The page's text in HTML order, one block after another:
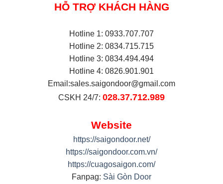
HỖ TRỢ KHÁCH HÀNG
Hotline 1: 0933.707.707
Hotline 2: 0834.715.715
Hotline 3: 0834.494.494
Hotline 4: 0826.901.901
Email:sales.saigondoor@gmail.com
CSKH 24/7: 028.37.712.989
Website
https://saigondoor.net/
https://saigondoor.com.vn/
https://cuagosaigon.com/
Fanpag: Sài Gòn Door